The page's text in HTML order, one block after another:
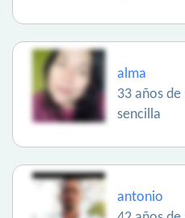
alma
33 años de
sencilla
antonio